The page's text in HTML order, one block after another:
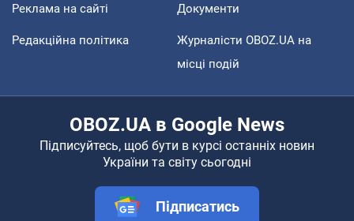
Реклама на сайті Документи
Редакційна політика
Журналісти OBOZ.UA на
місці подій
OBOZ.UA в Google News
Підписуйтесь, щоб бути в курсі останніх новин
України та світу сьогодні
Підписатись